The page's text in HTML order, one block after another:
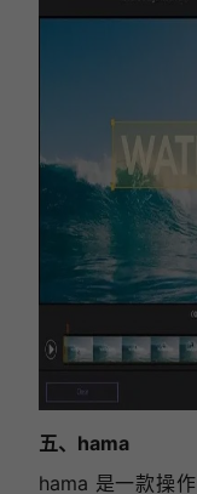
五、hama
hama 是一款操